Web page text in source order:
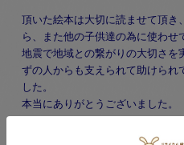
頂いた絵本は大切に読ませて頂き
ら、また他の子供達の為に使わせ
地震で地域との繋がりの大切さを
ずの人からも支えられて助けられ
した。
本当にありがとうございました。